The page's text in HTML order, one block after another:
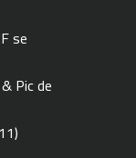
se
Pic de